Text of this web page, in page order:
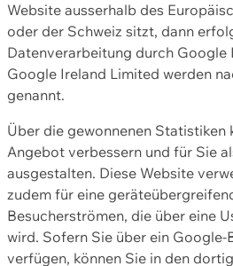
Website ausserhalb des
oder der Schweiz sitzt, dann
Datenverarbeitung durch Google
Google Ireland Limited werden
genannt.
Über die gewonnenen Statistiken
Angebot verbessern und für Sie
ausgestalten. Diese Website
zudem für eine
Besucherströmen, die über eine
wird. Sofern Sie über ein Google-
verfügen, können Sie in den